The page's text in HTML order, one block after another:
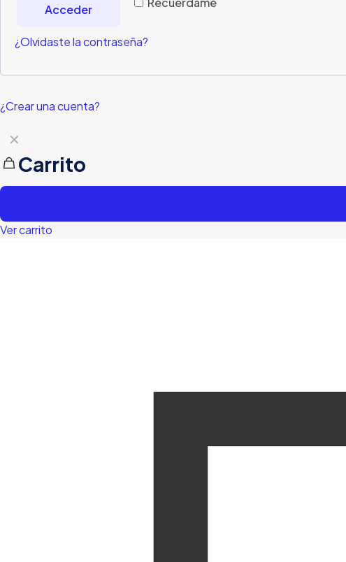
Acceder
¿Olvidaste la contraseña?
¿Crear una cuenta?
✕
Carrito
Ver carrito